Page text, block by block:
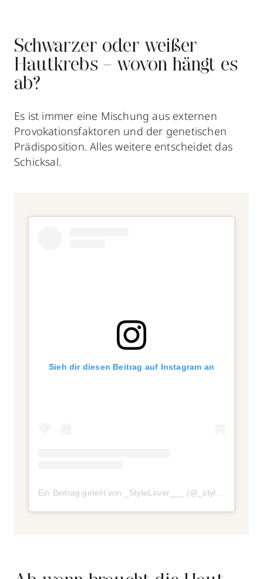
Schwarzer oder weißer
Hautkrebs – wovon hängt es
ab?
Es ist immer eine Mischung aus externen
Provokationsfaktoren und der genetischen
Prädisposition. Alles weitere entscheidet das
Schicksal.
Sieh dir diesen Beitrag auf Instagram an
Ein Beitrag geteilt von _StyleLover___ (@_stylelover___)